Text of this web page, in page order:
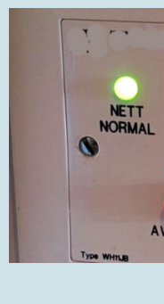
sikringsskap,
ombygging av
Det er ikke noe
jordfeilbrytere, men
sikkerheten til det
Slik tester du